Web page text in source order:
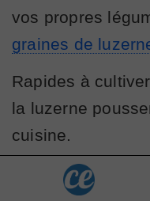
vos propres
graines de
Rapides à
la luzerne
cuisine.
Tout ce dont